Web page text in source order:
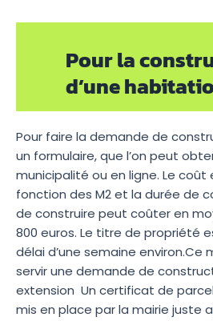
Pour la
d’une
Pour faire la demande de
un formulaire, que l’on peut
municipalité ou en ligne. Le coût
fonction des M2 et la durée de
de construire peut coûter en
800 euros. Le titre de propriété
délai d’une semaine
servir une demande de
extension Un certificat de
mis en place par la mairie juste